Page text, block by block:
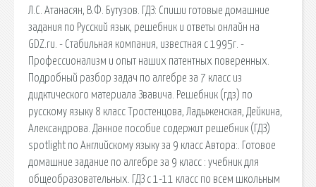
Л.С. Атанасян, В.Ф. Бутузов. ГДЗ: Спиши готовые домашние
задания по Русский язык, решебник и ответы онлайн на
GDZ.ru. - Стабильная компания, известная с 1995г. -
Профессионализм и опыт наших патентных поверенных.
Подробный разбор задач по алгебре за 7 класс из
дидктического материала Звавича. Решебник (гдз) по
русскому языку 8 класс Тростенцова, Ладыженская, Дейкина,
Александрова. Данное пособие содержит решебник (ГДЗ)
spotlight по Английскому языку за 9 класс Автора:. Готовое
домашние задание по алгебре за 9 класс : учебник для
общеобразовательных. ГДЗ с 1-11 класс по всем школьным